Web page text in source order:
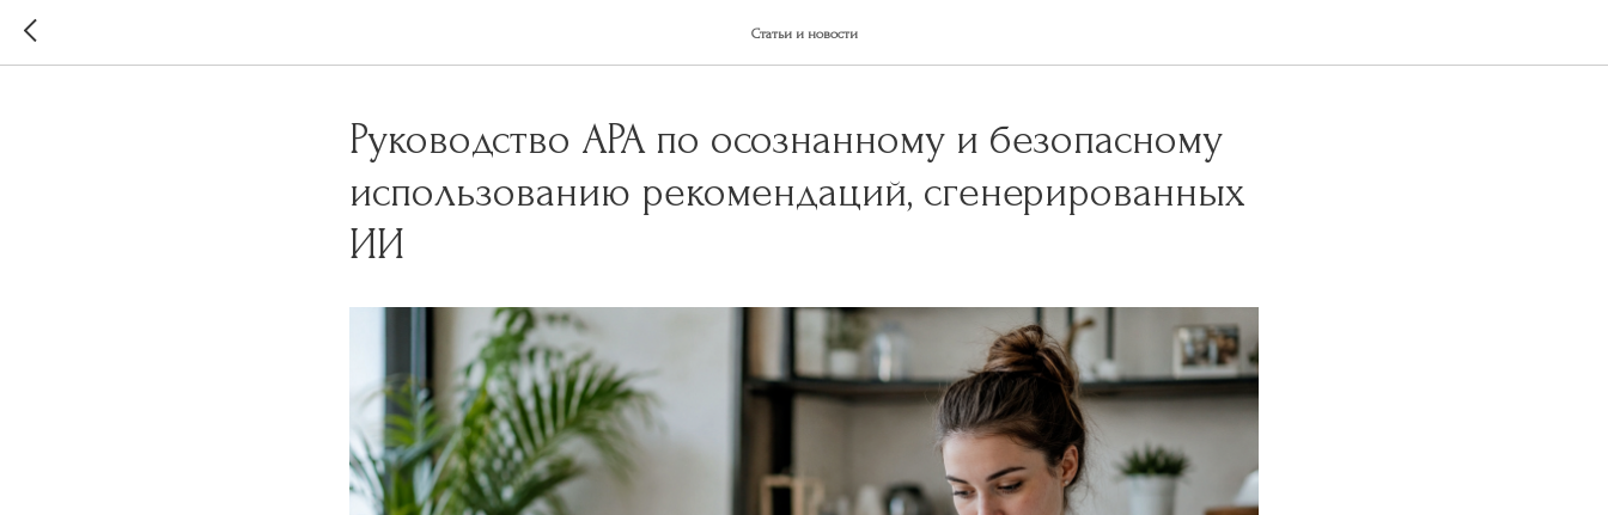
Статьи и новости
Руководство APA по осознанному и безопасному
использованию рекомендаций, сгенерированных
ИИ